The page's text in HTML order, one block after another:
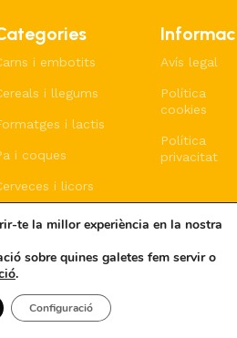
i embotits
i llegums
i lactis
i coques
i licors
Avís legal
Política
cookies
Política
privacitat
del Lluçanès
te la millor experiència en la nostra
sobre quines galetes fem servir o
.
Configuració